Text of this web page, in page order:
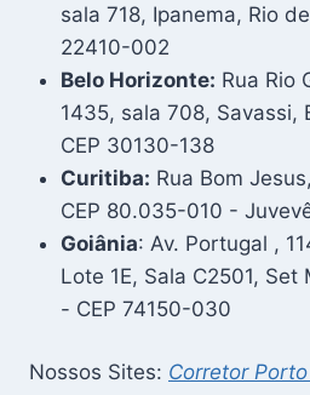
sala 718, Ipanema, Rio
22410-002
Belo Horizonte: Rua Rio
1435, sala 708, Savassi,
CEP 30130-138
Curitiba: Rua Bom
CEP 80.035-010 -
Goiânia: Av. Portugal ,
Lote 1E, Sala C2501, Set
- CEP 74150-030
Nossos Sites: Corretor